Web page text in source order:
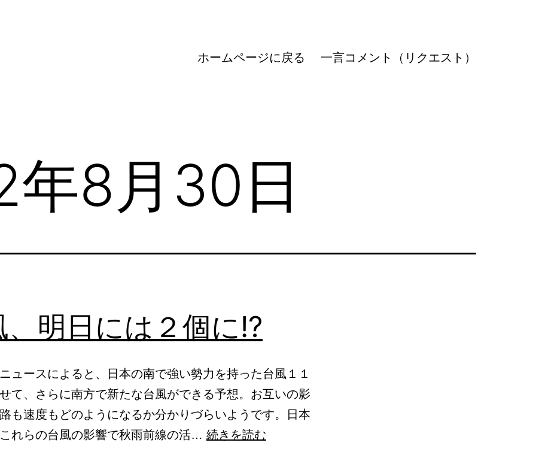
ホームページに戻る 一言コメント（リクエスト）
8月30日
、明日には２個に!?
ュースによると、日本の南で強い勢力を持った台風１１
て、さらに南方で新たな台風ができる予想。お互いの影
も速度もどのようになるか分かりづらいようです。日本
れらの台風の影響で秋雨前線の活… 続きを読む